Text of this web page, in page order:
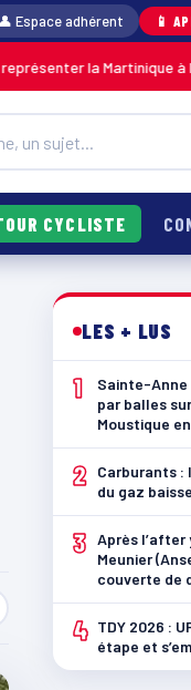
Espace adhérent 📱
Martinique à Miss World
CYCLISTE
LES + LUS
1
Sainte-Anne
par balles
Moustique
2
Carburants :
du gaz
3 Après l’after
Meunier
couverte de
4 TDY 2026 :
étape et